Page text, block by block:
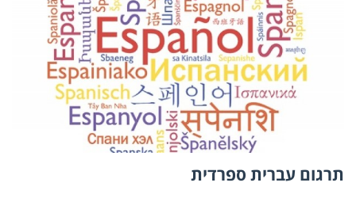
תרגום עברית ספרדית